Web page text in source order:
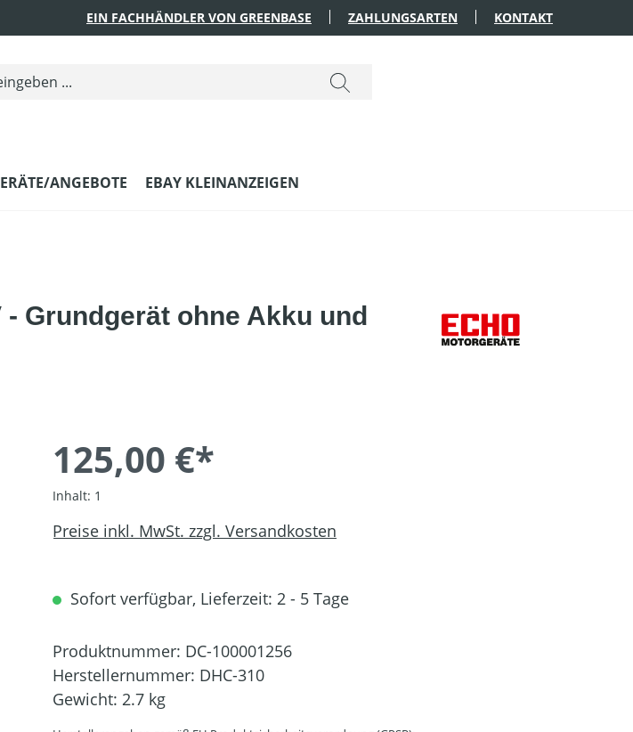
EIN FACHHÄNDLER VON GREENBASE ZAHLUNGSARTEN KONTAKT
ANGEBOTE EBAY KLEINANZEIGEN
Grundgerät ohne Akku und
125,00 €*
Inhalt: 1
Preise inkl. MwSt. zzgl. Versandkosten
Sofort verfügbar, Lieferzeit: 2 - 5 Tage
Produktnummer: DC-100001256
Herstellernummer: DHC-310
Gewicht: 2.7 kg